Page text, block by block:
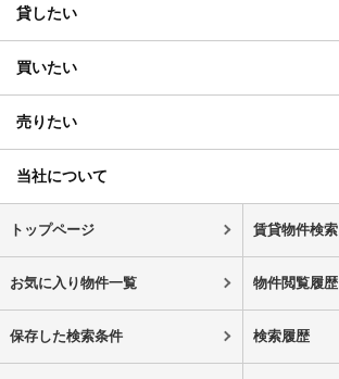
貸したい
買いたい
売りたい
当社について
トップページ 賃貸物件検索
お気に入り物件一覧 物件閲覧履歴
保存した検索条件 検索履歴